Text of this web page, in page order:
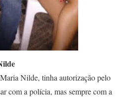
Nilde, tinha autorização pelo
com a polícia, mas sempre com a